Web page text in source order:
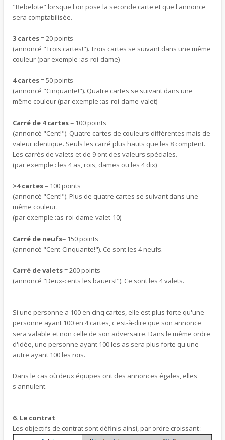
"Rebelote" lorsque l'on pose la seconde carte et que l'annonce
sera comptabilisée.
3 cartes= 20 points
(annoncé "Trois cartes!"). Trois cartes se suivant dans une même
couleur (par exemple :as-roi-dame)
4 cartes= 50 points
(annoncé "Cinquante!"). Quatre cartes se suivant dans une
même couleur (par exemple :as-roi-dame-valet)
Carré de 4 cartes= 100 points
(annoncé "Cent!"). Quatre cartes de couleurs différentes mais de
valeur identique. Seuls les carré plus hauts que les 8 comptent.
Les carrés de valets et de 9 ont des valeurs spéciales.
(par exemple : les 4 as, rois, dames ou les 4 dix)
>4 cartes= 100 points
(annoncé "Cent!"). Plus de quatre cartes se suivant dans une
même couleur.
(par exemple :as-roi-dame-valet-10)
Carré de neufs= 150 points
(annoncé "Cent-Cinquante!"). Ce sont les 4 neufs.
Carré de valets= 200 points
(annoncé "Deux-cents les bauers!"). Ce sont les 4 valets.
Si une personne a 100 en cinq cartes, elle est plus forte qu'une
personne ayant 100 en 4 cartes, c'est-à-dire que son annonce
sera valable et non celle de son adversaire. Dans le même ordre
d'idée, une personne ayant 100 les as sera plus forte qu'une
autre ayant 100 les rois.
Dans le cas où deux équipes ont des annonces égales, elles
s'annulent.
6. Le contrat
Les objectifs de contrat sont définis ainsi, par ordre croissant :